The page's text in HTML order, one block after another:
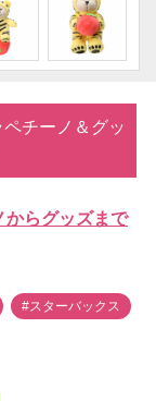
チーノ＆グッ
からグッズまで
#スターバックス